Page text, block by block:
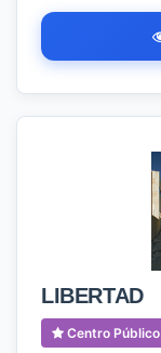
LIBERTAD
Centro Público